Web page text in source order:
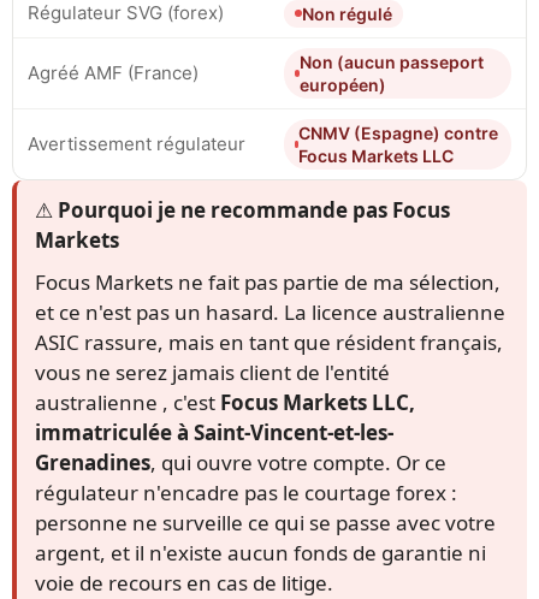
Régulateur SVG (forex) Non régulé
Agréé AMF (France)
Non (aucun passeport
européen)
Avertissement régulateur
CNMV (Espagne) contre
Focus Markets LLC
⚠️ Pourquoi je ne recommande pas Focus
Markets
Focus Markets ne fait pas partie de ma sélection,
et ce n'est pas un hasard. La licence australienne
ASIC rassure, mais en tant que résident français,
vous ne serez jamais client de l'entité
australienne , c'est Focus Markets LLC,
immatriculée à Saint-Vincent-et-les-
Grenadines, qui ouvre votre compte. Or ce
régulateur n'encadre pas le courtage forex :
personne ne surveille ce qui se passe avec votre
argent, et il n'existe aucun fonds de garantie ni
voie de recours en cas de litige.